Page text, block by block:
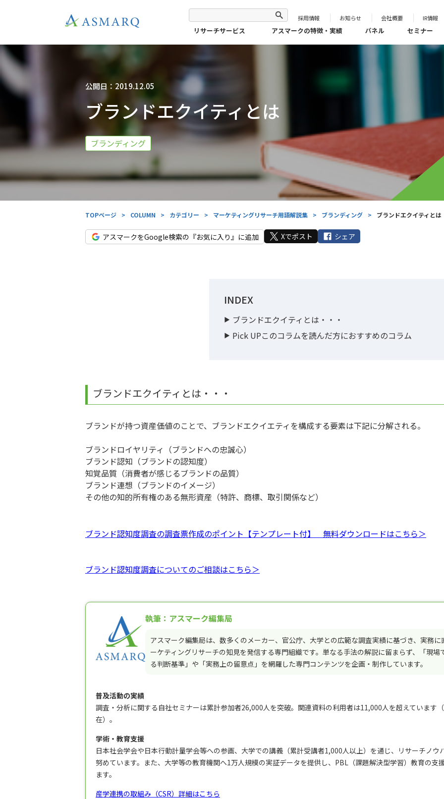
採用情報 お知らせ 会社概要 IR情報
リサーチサービス アスマークの特徴・実績 パネル セミナー
公開日：2019.12.05
ブランドエクイティとは
ブランディング
TOPページ > COLUMN > カテゴリー > マーケティングリサーチ用語解説集 > ブランディング > ブランドエクイティとは
アスマークをGoogle検索の『お気に入り』に追加 Xでポスト シェア
INDEX
ブランドエクイティとは・・・
Pick UPこのコラムを読んだ方におすすめのコラム
ブランドエクイティとは・・・
ブランドが持つ資産価値のことで、ブランドエクイエティを構成する要素は下記に分解される。
ブランドロイヤリティ（ブランドへの忠誠心）
ブランド認知（ブランドの認知度）
知覚品質（消費者が感じるブランドの品質）
ブランド連想（ブランドのイメージ）
その他の知的所有権のある無形資産（特許、商標、取引関係など）
ブランド認知度調査の調査票作成のポイント【テンプレート付】 無料ダウンロードはこちら＞
ブランド認知度調査についてのご相談はこちら＞
執筆：アスマーク編集局
アスマーク編集局は、数多くのメーカー、官公庁、大学との広範な調査実績に基づき、実務に
ーケティングリサーチの知見を発信する専門組織です。単なる手法の解説に留まらず、「現場
る判断基準」や「実務上の留意点」を網羅した専門コンテンツを企画・制作しています。
普及活動の実績
調査・分析に関する自社セミナーは累計参加者26,000人を突破。関連資料の利用者は11,000人を超えています
在）。
学術・教育支援
日本社会学会や日本行動計量学会等への参画、大学での講義（累計受講者1,000人以上）を通じ、リサーチノウ
努めています。また、大学等の教育機関へ1万人規模の実証データを提供し、PBL（課題解決型学習）教育の支
ます。
産学連携の取組み（CSR）詳細はこちら